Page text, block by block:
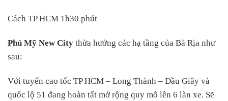
Cách TP HCM 1h30 phút
Phú Mỹ New City thừa hưởng các hạ tầng của Bà Rịa như
sau:
Với tuyến cao tốc TP HCM – Long Thành – Dầu Giây và
quốc lộ 51 đang hoàn tất mở rộng quy mô lên 6 làn xe. Sẽ